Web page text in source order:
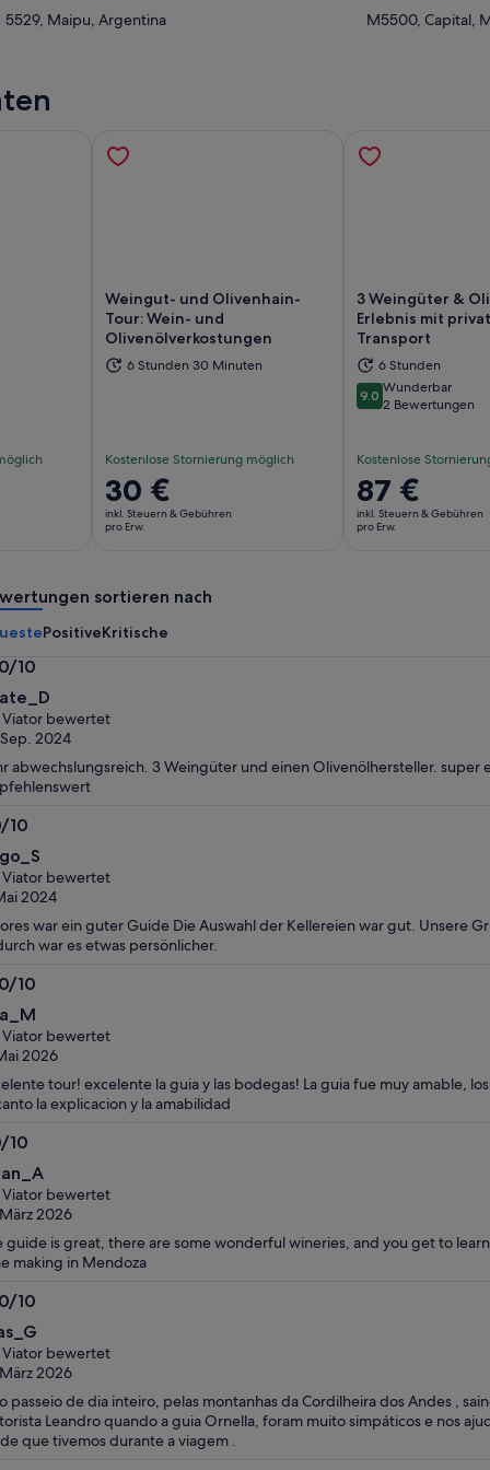
5529, Maipu, Argentina
M5500, Capital,
in einem neuen Tab geöffnet
Weingut- und Olivenhain-
Tour: Wein- und
Olivenölverkostungen
6 Stunden 30 Minuten
Kostenlose Stornierung möglich
Der
Preis
beträgt
Erw.
30 €
inkl. Steuern & Gebühren
pro Erw.
Wird in einem neuen Tab
3 Weingüter &
Erlebnis mit
Transport
6 Stunden
9.09.0 von 10
Wunderbar
2 Bewertungen
Kostenlose
Der
Preis
beträgt
87 €
inkl. Steuern & Gebühren
pro Erw.
sortieren nach
PositiveKritische
10
Viator bewertet
2024
abwechslungsreich. 3 Weingüter und einen Olivenölhersteller. super
10
Viator bewertet
2024
war ein guter Guide Die Auswahl der Kellereien war gut. Unsere
war es etwas persönlicher.
10
Viator bewertet
2026
tour! excelente la guia y las bodegas! La guia fue muy amable,
la explicacion y la amabilidad
10
Viator bewertet
2026
guide is great, there are some wonderful wineries, and you get to
making in Mendoza
10
Viator bewertet
2026
passeio de dia inteiro, pelas montanhas da Cordilheira dos Andes ,
Leandro quando a guia Ornella, foram muito simpáticos e nos
que tivemos durante a viagem .